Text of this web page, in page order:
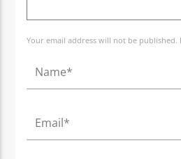
Your email address will not be